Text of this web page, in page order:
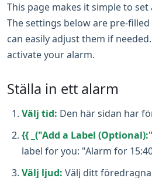
This page makes it simple to
The settings below are pre-
can easily adjust them if
activate your alarm.
Ställa in ett alarm
Välj tid: Den här sidan har
{{ _("Add a Label
label for you: "Alarm for
Välj ljud: Välj ditt